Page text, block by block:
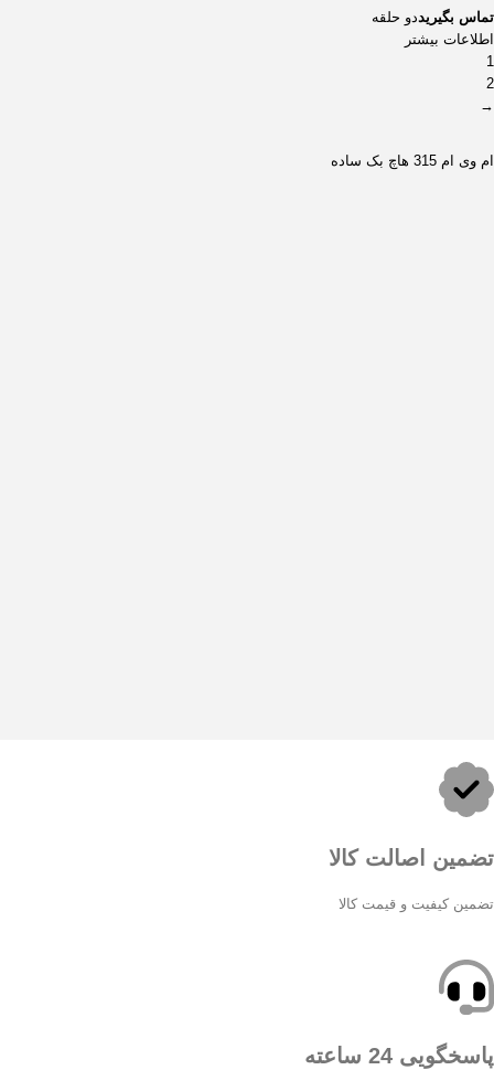
تماس بگیریددو حلقه
اطلاعات بیشتر
1
2
→
ام وی ام 315 هاچ بک ساده
تضمین اصالت کالا
تضمین کیفیت و قیمت کالا
پاسخگویی 24 ساعته